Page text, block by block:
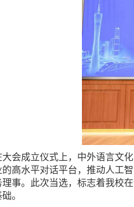
大会成立仪式上，中外语言文
的高水平对话平台，推动人工
理事。此次当选，标志着我校
。